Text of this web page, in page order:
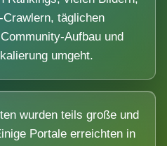
täglichen
Aufbau und
umgeht.
wurden teils große und
Portale erreichten in